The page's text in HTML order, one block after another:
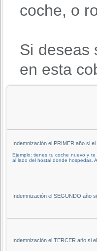
coche, o
Si deseas
en esta
Indemnización el PRIMER año si
Ejemplo: tienes tu coche nuevo y
al lado del hostal donde hospedas.
Indemnización el SEGUNDO año
Indemnización el TERCER año si